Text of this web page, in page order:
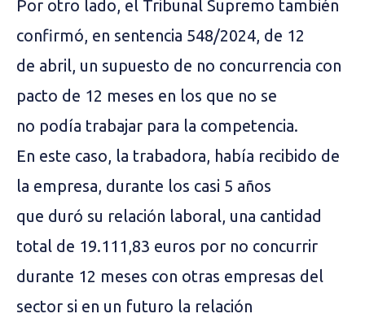
Por otro lado, el Tribunal Supremo también
confirmó, en sentencia 548/2024, de 12
de abril, un supuesto de no concurrencia con
pacto de 12 meses en los que no se
no podía trabajar para la competencia.
En este caso, la trabadora, había recibido de
la empresa, durante los casi 5 años
que duró su relación laboral, una cantidad
total de 19.111,83 euros por no concurrir
durante 12 meses con otras empresas del
sector si en un futuro la relación